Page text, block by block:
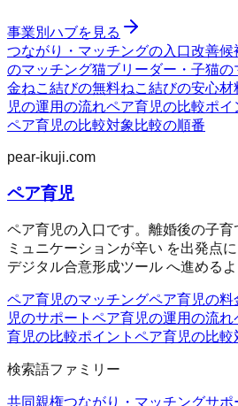
事業別ハブを見る
つながり・マッチングの入口改善候
のマッチング猫ブリーダー・子猫の
金ねこ結びの無料ねこ結びの安心材
児の運用の流れペア育児の比較ポイ
ペア育児の比較対象 比較の順番
pear-ikuji.com
ペア育児
ペア育児の入口です。離婚後の子育
ミュニケーションが辛い を出発点
デジタル合意形成ツール へ進める
ペア育児のマッチングペア育児の料
児のサポート ペア育児の運用の流れ
育児の比較ポイント ペア育児の比較
検索語ファミリー
共同親権つながり・マッチングサポ